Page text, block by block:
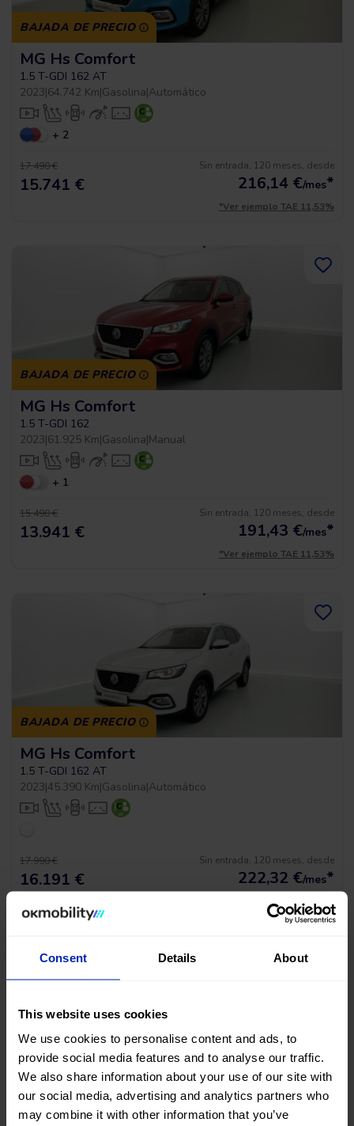
Consent Details About
This website uses cookies
We use cookies to personalise content and ads, to
provide social media features and to analyse our traffic.
We also share information about your use of our site with
our social media, advertising and analytics partners who
may combine it with other information that you’ve
BAJADA DE PRECIO
MG Hs Comfort
1.5 T-GDI 162 AT
2023|64.742 Km|Gasolina|Automático
+ 2
17.490 €
15.741 €
Sin entrada, 120 meses, desde
216,14 €/mes*
*Ver ejemplo TAE 11,53%
BAJADA DE PRECIO
MG Hs Comfort
1.5 T-GDI 162
2023|61.925 Km|Gasolina|Manual
+ 1
15.490 €
13.941 €
Sin entrada, 120 meses, desde
191,43 €/mes*
*Ver ejemplo TAE 11,53%
BAJADA DE PRECIO
MG Hs Comfort
1.5 T-GDI 162 AT
2023|45.390 Km|Gasolina|Automático
17.990 €
16.191 €
Sin entrada, 120 meses, desde
222,32 €/mes*
*Ver ejemplo TAE 11,53%
BAJADA DE PRECIO
MG Hs Luxury
1.5 T-GDI 162